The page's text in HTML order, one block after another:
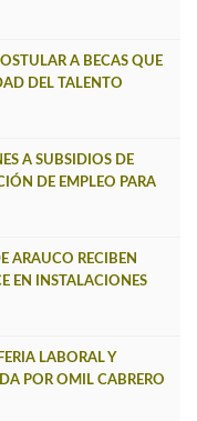
A BECAS QUE
DEL TALENTO
A SUBSIDIOS DE
DE EMPLEO PARA
ARAUCO RECIBEN
EN INSTALACIONES
LABORAL Y
POR OMIL CABRERO